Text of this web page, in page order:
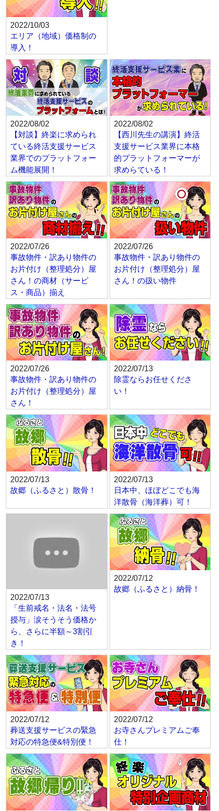
2022/10/03
エリア（地域）価格制の
導入！
2022/08/02
【対談】終楽に求められ
ている終活支援サービス
業界でのプラットフォー
ム機能展開！
2022/08/02
【西川先生の講演】終活
支援サービス業界に本格
的プラットフォーマーが
求めらている！
2022/07/26
事故物件・訳あり物件の
お片付け（整理処分）屋
さん！の商材（サービ
ス・商品）揃え
2022/07/26
事故物件・訳あり物件の
お片付け（整理処分）屋
さん！の扱い物件
2022/07/26
事故物件・訳あり物件の
お片付け（整理処分）屋
さん！
2022/07/13
除霊ならお任せくださ
い！
2022/07/13
故郷（ふるさと）散骨！
2022/07/13
日本中、ほぼどこでも海
洋散骨（海洋葬）可！
2022/07/13
「生前戒名・法名・法号
授与」涙そうそう価格か
ら、さらに半額～3割引
き！
2022/07/12
故郷（ふるさと）納骨！
2022/07/12
葬送支援サービスの緊急
対応の特急便&特別便！
2022/07/12
お寺さんプレミアムご奉
仕！